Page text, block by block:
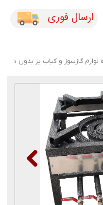
ارسال فوری
لوازم گازسوز و کباب پز بدون دود